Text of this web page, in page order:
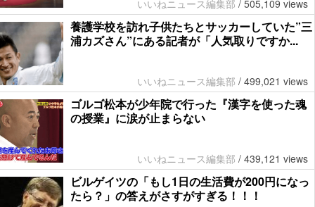
いいねニュース編集部 / 505,109 views
養護学校を訪れ子供たちとサッカーしていた”三
浦カズさん”にある記者が「人気取りですか...
いいねニュース編集部 / 499,021 views
ゴルゴ松本が少年院で行った『漢字を使った魂
の授業』に涙が止まらない
いいねニュース編集部 / 439,121 views
ビルゲイツの「もし1日の生活費が200円になっ
たら？」の答えがさすがすぎる！！！